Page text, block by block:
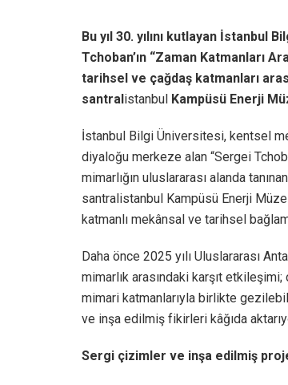
Bu yıl 30. yılını kutlayan
Tchoban’ın “Zaman Katmanları
tarihsel ve çağdaş katmanları
santralistanbul Kampüsü Enerji
İstanbul Bilgi Üniversitesi, kentsel
diyaloğu merkeze alan “Sergei
mimarlığın uluslararası alanda
santralistanbul Kampüsü Enerji
katmanlı mekânsal ve tarihsel
Daha önce 2025 yılı Uluslararası
mimarlık arasındaki karşıt
mimari katmanlarıyla birlikte
ve inşa edilmiş fikirleri kâğıda
Sergi çizimler ve inşa edilmiş